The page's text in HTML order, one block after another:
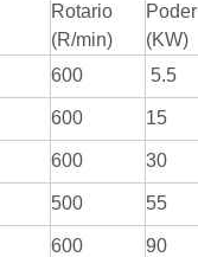
Rotario
(R/min)
Poder
(KW)
600 5.5
600 15
600 30
500 55
600 90